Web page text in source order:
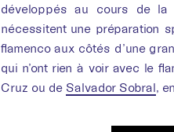
développés au cours de la
nécessitent une préparation
flamenco aux côtés d’une
qui n’ont rien à voir avec le
Cruz ou de Salvador Sobral,